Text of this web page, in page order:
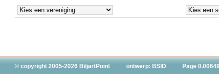
© copyright 2005-2026 BiljartPoint ontwerp: BSID Page